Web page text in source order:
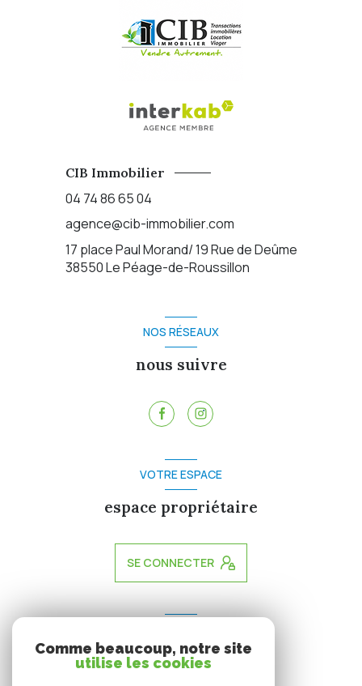
CIB Immobilier
04 74 86 65 04
agence@cib-immobilier.com
17 place Paul Morand/ 19 Rue de Deûme
38550Le Péage-de-Roussillon
NOS RÉSEAUX
nous suivre
VOTRE ESPACE
espace propriétaire
SE CONNECTER
nous adhérons
Comme beaucoup, notre site
utilise les cookies